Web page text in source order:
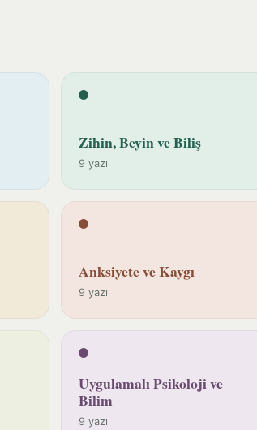
Zihin, Beyin ve Biliş
9 yazı
Anksiyete ve Kaygı
9 yazı
Uygulamalı Psikoloji ve
Bilim
9 yazı